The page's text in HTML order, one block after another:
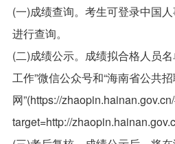
(一)成绩查询。考生可登录中国人
进行查询。
(二)成绩公示。成绩拟合格人员
工作”微信公众号和“海南省公共
网”(https://
target=http://